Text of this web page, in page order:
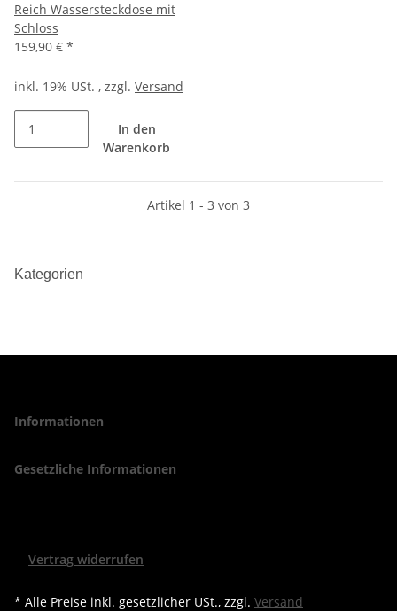
Reich Wassersteckdose mit
Schloss
159,90 € *
inkl. 19% USt. , zzgl. Versand
In den
Warenkorb
Artikel 1 - 3 von 3
Kategorien
Informationen
Gesetzliche Informationen
Vertrag widerrufen
* Alle Preise inkl. gesetzlicher USt., zzgl. Versand